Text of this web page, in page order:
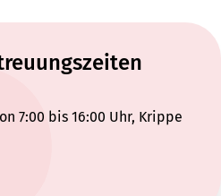
7:00 bis 16:00 Uhr, Krippe